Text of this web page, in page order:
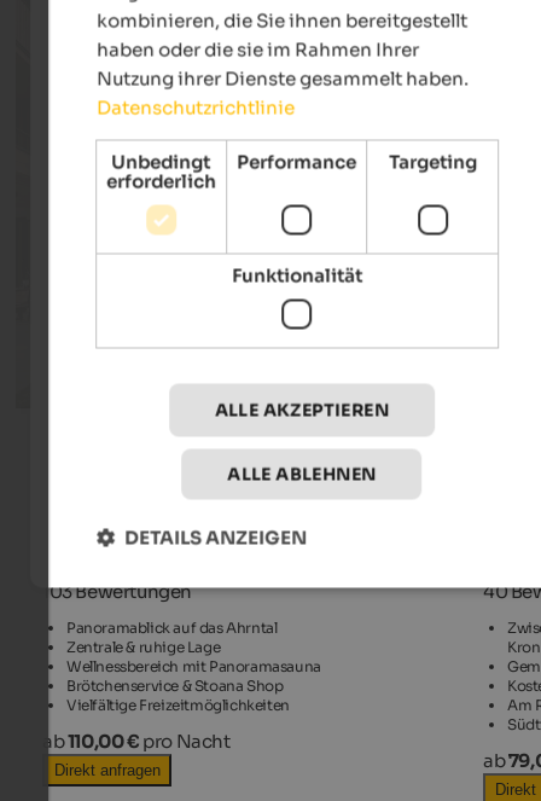
Residence STOANA
St. Jakob im Tauferer Ahrntal
103 Bewertungen
Panoramablick auf das Ahrntal
Zentrale & ruhige Lage
Wellnessbereich mit Panoramasauna
Brötchenservice & Stoana Shop
Vielfältige Freizeitmöglichkeiten
ab110,00 € pro Nacht
Direkt anfragen
40
Am
ab
Direkt
kombinieren, die Sie ihnen bereitgestellt
haben oder die sie im Rahmen Ihrer
Nutzung ihrer Dienste gesammelt haben.
Datenschutzrichtlinie
Unbedingt
erforderlich
Performance Targeting
Funktionalität
ALLE AKZEPTIEREN
ALLE ABLEHNEN
DETAILS ANZEIGEN